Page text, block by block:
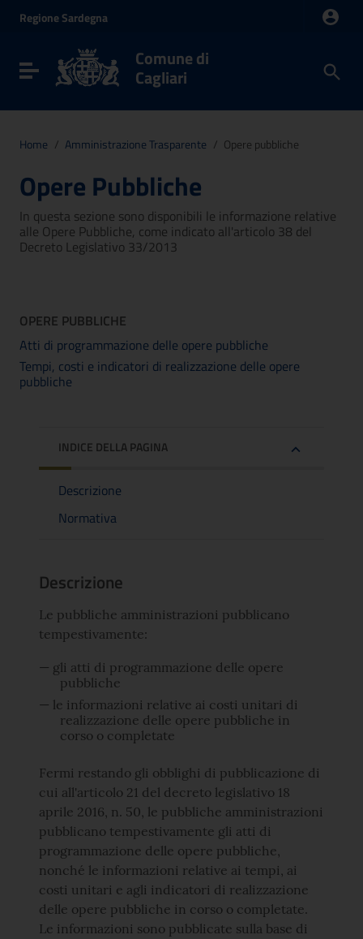
Vai al menu di navigazione
RegioneSardegna
Toggle navigation Comune di
Cagliari
Home / Amministrazione Trasparente / Opere pubbliche
Opere Pubbliche
In questa sezione sono disponibili le informazione relative
alle Opere Pubbliche, come indicato all'articolo 38 del
Decreto Legislativo 33/2013
OPERE PUBBLICHE
Atti di programmazione delle opere pubbliche
Tempi, costi e indicatori di realizzazione delle opere
pubbliche
INDICE DELLA PAGINA
Descrizione
Normativa
Descrizione
Le pubbliche amministrazioni pubblicano
tempestivamente:
gli atti di programmazione delle opere
pubbliche
le informazioni relative ai costi unitari di
realizzazione delle opere pubbliche in
corso o completate
Fermi restando gli obblighi di pubblicazione di
cui all'articolo 21 del decreto legislativo 18
aprile 2016, n. 50, le pubbliche amministrazioni
pubblicano tempestivamente gli atti di
programmazione delle opere pubbliche,
nonché le informazioni relative ai tempi, ai
costi unitari e agli indicatori di realizzazione
delle opere pubbliche in corso o completate.
Le informazioni sono pubblicate sulla base di